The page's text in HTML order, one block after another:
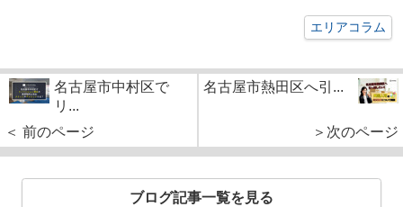
エリアコラム
名古屋市中村区で
リ...
＜ 前のページ
名古屋市熱田区へ引...
＞次のページ
ブログ記事一覧を見る